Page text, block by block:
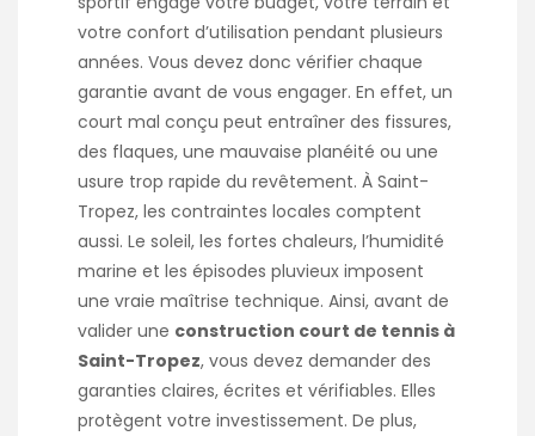
votre confort d’utilisation pendant plusieurs
années. Vous devez donc vérifier chaque
garantie avant de vous engager. En effet, un
court mal conçu peut entraîner des fissures,
des flaques, une mauvaise planéité ou une
usure trop rapide du revêtement. À Saint-
Tropez, les contraintes locales comptent
aussi. Le soleil, les fortes chaleurs, l’humidité
marine et les épisodes pluvieux imposent
une vraie maîtrise technique. Ainsi, avant de
valider une construction court de tennis à
Saint-Tropez, vous devez demander des
garanties claires, écrites et vérifiables. Elles
protègent votre investissement. De plus,